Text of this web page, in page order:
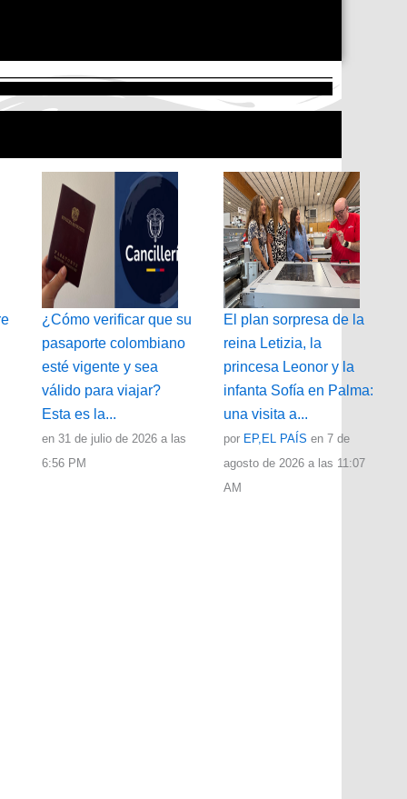
¿Cómo verificar que su
pasaporte colombiano
esté vigente y sea
válido para viajar?
Esta es la...
en 31 de julio de 2026 a las
6:56 PM
El plan sorpresa de la
reina Letizia, la
princesa Leonor y la
infanta Sofía en Palma:
una visita a...
por EP,EL PAÍS en 7 de
agosto de 2026 a las 11:07
AM